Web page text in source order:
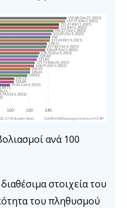
ανά 100
στοιχεία του
του πληθυσμού